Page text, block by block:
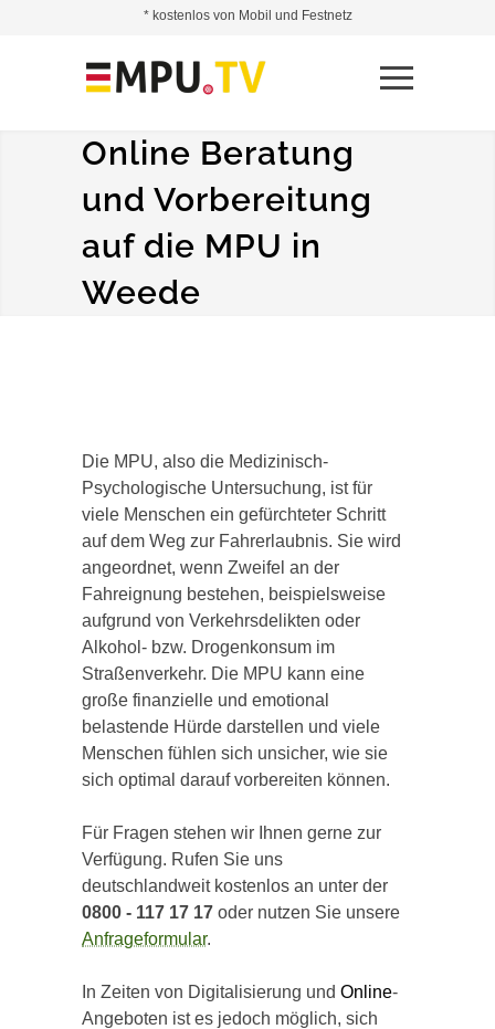
Online Beratung
und Vorbereitung
auf die MPU in
Weede
Die MPU, also die Medizinisch-
Psychologische Untersuchung, ist für
viele Menschen ein gefürchteter Schritt
auf dem Weg zur Fahrerlaubnis. Sie wird
angeordnet, wenn Zweifel an der
Fahreignung bestehen, beispielsweise
aufgrund von Verkehrsdelikten oder
Alkohol- bzw. Drogenkonsum im
Straßenverkehr. Die MPU kann eine
große finanzielle und emotional
belastende Hürde darstellen und viele
Menschen fühlen sich unsicher, wie sie
sich optimal darauf vorbereiten können.
Für Fragen stehen wir Ihnen gerne zur
Verfügung. Rufen Sie uns
deutschlandweit kostenlos an unter der
0800 - 117 17 17 oder nutzen Sie unsere
Anfrageformular.
In Zeiten von Digitalisierung und Online-
Angeboten ist es jedoch möglich, sich
* kostenlos von Mobil und Festnetz